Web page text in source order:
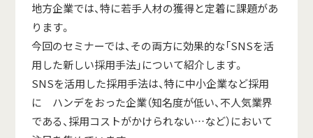
地方企業では、特に若手人材の獲得と定着に課題があ
ります。
今回のセミナーでは、その両方に効果的な「SNSを活
用した新しい採用手法」について紹介します。
SNSを活用した採用手法は、特に中小企業など採用
に ハンデをおった企業（知名度が低い、不人気業界
である、採用コストがかけられない…など）において